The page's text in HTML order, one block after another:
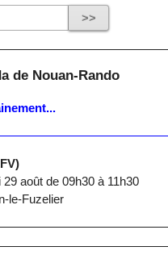
de Nouan-Rando
29 août de 09h30 à 11h30
le-Fuzelier